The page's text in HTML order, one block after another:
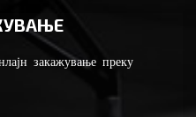
закажување преку